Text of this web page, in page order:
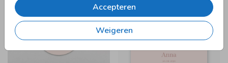
Accepteren
Weigeren